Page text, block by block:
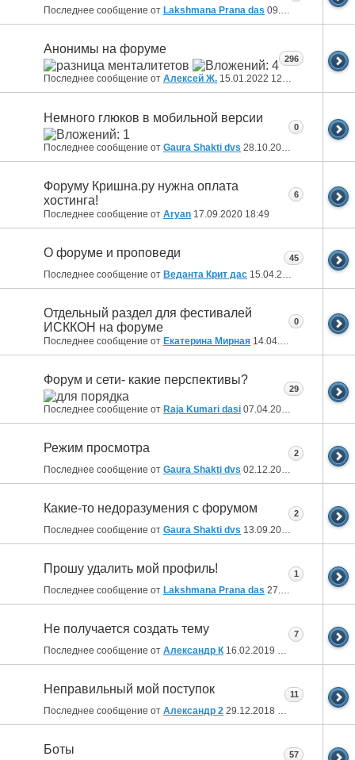
Последнее сообщение от Lakshmana Prana das 09.03.2022 09:04
Анонимы на форуме
Последнее сообщение от Алексей Ж. 15.01.2022 12:48
296
Немного глюков в мобильной версии
Последнее сообщение от Gaura Shakti dvs 28.10.2020
0
Форуму Кришна.ру нужна оплата
хостинга!
Последнее сообщение от Aryan 17.09.2020 18:49
6
О форуме и проповеди
Последнее сообщение от Веданта Крит дас 15.04.2020
45
Отдельный раздел для фестивалей
ИСККОН на форуме
Последнее сообщение от Екатерина Мирная 14.04.2020
0
Форум и сети- какие перспективы?
Последнее сообщение от Raja Kumari dasi 07.04.2020
29
Режим просмотра
Последнее сообщение от Gaura Shakti dvs 02.12.2019
2
Какие-то недоразумения с форумом
Последнее сообщение от Gaura Shakti dvs 13.09.2019
2
Прошу удалить мой профиль!
Последнее сообщение от Lakshmana Prana das 27.02.2019 09:58
1
Не получается создать тему
Последнее сообщение от Александр К 16.02.2019 21:10
7
Неправильный мой поступок
Последнее сообщение от Александр 2 29.12.2018 19:33
11
Боты 57